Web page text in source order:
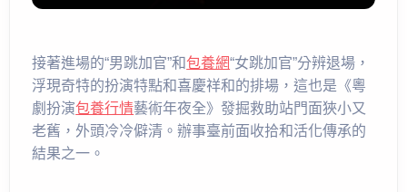
接著進場的“男跳加官”和包養網“女跳加官”分辨退場，
浮現奇特的扮演特點和喜慶祥和的排場，這也是《粵
劇扮演包養行情藝術年夜全》發掘救助站門面狹小又
老舊，外頭冷冷僻清。辦事臺前面收拾和活化傳承的
結果之一。